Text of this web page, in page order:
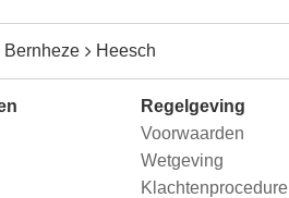
Bernheze Heesch
Regelgeving
Voorwaarden
Wetgeving
Klachtenprocedure